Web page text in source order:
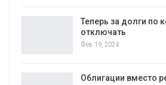
Теперь за долги по
отключать
Фев 19, 2024
Облигации вместо